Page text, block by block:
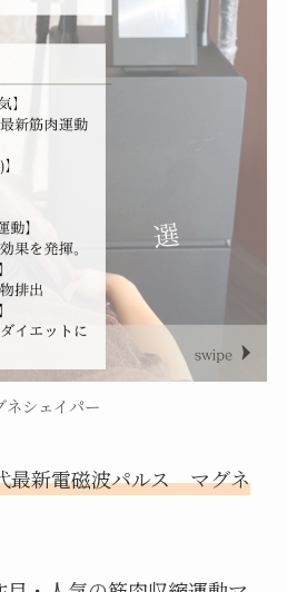
ネシェイパー
新電磁波パルス マグネ